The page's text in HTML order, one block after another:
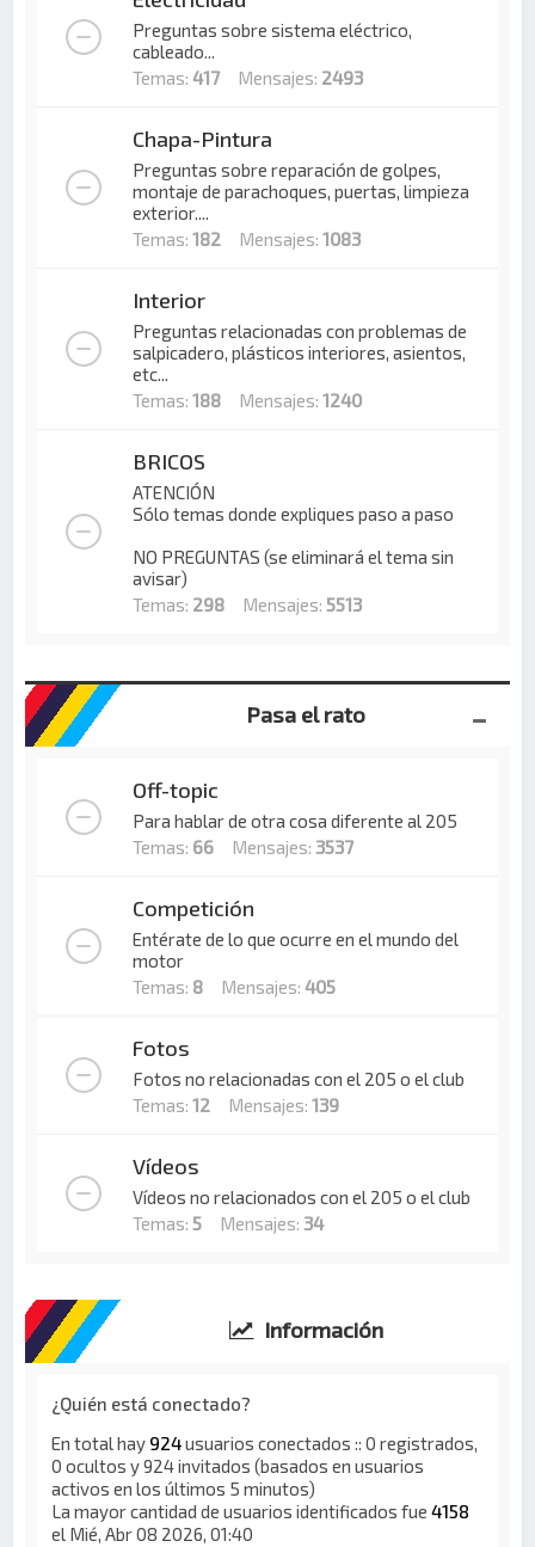
Preguntas sobre sistema eléctrico,
cableado...
Temas:417 Mensajes: 2493
Chapa-Pintura
Preguntas sobre reparación de golpes,
montaje de parachoques, puertas, limpieza
exterior....
Temas:182 Mensajes:1083
Interior
Preguntas relacionadas con problemas de
salpicadero, plásticos interiores, asientos,
etc...
Temas:188 Mensajes:1240
BRICOS
ATENCIÓN
Sólo temas donde expliques paso a paso
NO PREGUNTAS (se eliminará el tema sin
avisar)
Temas: 298 Mensajes:5513
Pasa el rato
Off-topic
Para hablar de otra cosa diferente al 205
Temas: 66 Mensajes: 3537
Competición
Entérate de lo que ocurre en el mundo del
motor
Temas: 8 Mensajes:405
Fotos
Fotos no relacionadas con el 205 o el club
Temas:12 Mensajes:139
Vídeos
Vídeos no relacionados con el 205 o el club
Temas:5 Mensajes: 34
Información
¿Quién está conectado?
En total hay 924usuarios conectados :: 0 registrados,
0 ocultos y 924 invitados (basados en usuarios
activos en los últimos 5 minutos)
La mayor cantidad de usuarios identificados fue4158
el Mié, Abr 08 2026, 01:40